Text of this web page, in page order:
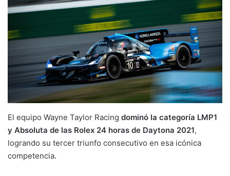
El equipo Wayne Taylor Racing dominó la categoría LMP1
y Absoluta de las Rolex 24 horas de Daytona 2021,
logrando su tercer triunfo consecutivo en esa icónica
competencia.